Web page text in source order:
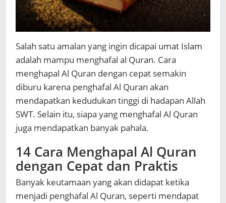
Salah satu amalan yang ingin dicapai umat Islam
adalah mampu menghafal al Quran. Cara
menghapal Al Quran dengan cepat semakin
diburu karena penghafal Al Quran akan
mendapatkan kedudukan tinggi di hadapan Allah
SWT. Selain itu, siapa yang menghafal Al Quran
juga mendapatkan banyak pahala.
14 Cara Menghapal Al Quran
dengan Cepat dan Praktis
Banyak keutamaan yang akan didapat ketika
menjadi penghafal Al Quran, seperti mendapat